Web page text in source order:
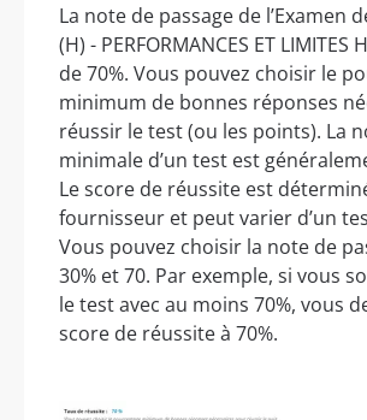
La note de passage de l’Examen
(H) - PERFORMANCES ET LIMITES
de 70%. Vous pouvez choisir le
minimum de bonnes réponses
réussir le test (ou les points). La
minimale d’un test est
Le score de réussite est
fournisseur et peut varier d’un
Vous pouvez choisir la note de
30% et 70. Par exemple, si vous
le test avec au moins 70%, vous
score de réussite à 70%.